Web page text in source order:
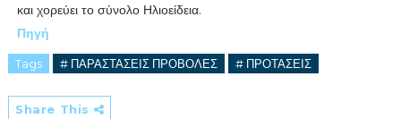
και χορεύει το σύνολο Ηλιοείδεια.
Πηγή
Tags # ΠΑΡΑΣΤΑΣΕΙΣ ΠΡΟΒΟΛΕΣ # ΠΡΟΤΑΣΕΙΣ
Share This